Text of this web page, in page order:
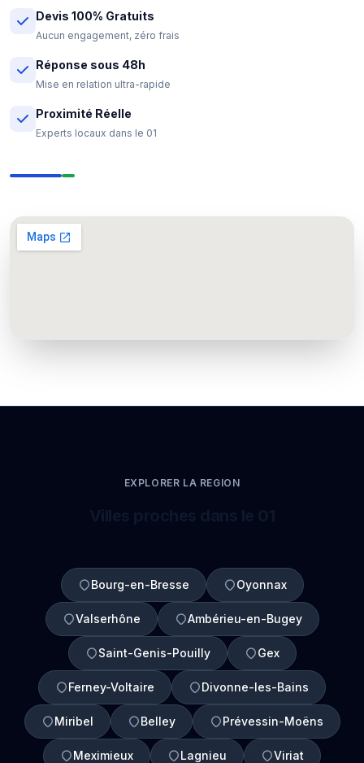
Devis 100% Gratuits
Aucun engagement, zéro frais
Réponse sous 48h
Mise en relation ultra-rapide
Proximité Réelle
Experts locaux dans le 01
EXPLORER LA REGION
Bourg-en-Bresse Oyonnax
Valserhône Ambérieu-en-Bugey
Saint-Genis-Pouilly Gex
Ferney-Voltaire Divonne-les-Bains
Miribel Belley Prévessin-Moëns
Meximieux Lagnieu Viriat